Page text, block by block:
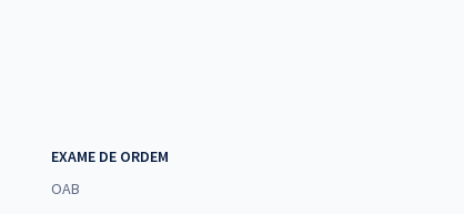
EXAME DE ORDEM
OAB